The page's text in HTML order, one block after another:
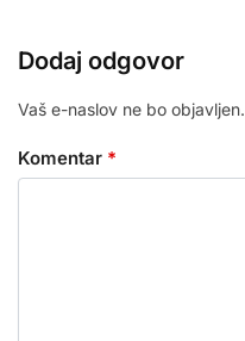
Dodaj odgovor
Vaš e-naslov ne bo objavljen.
Komentar *